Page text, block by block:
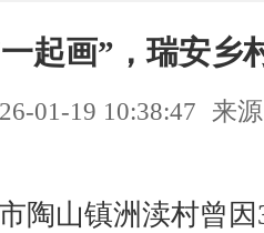
起画”，瑞安乡
01-19 10:38:47 来
山镇洲渎村曾因